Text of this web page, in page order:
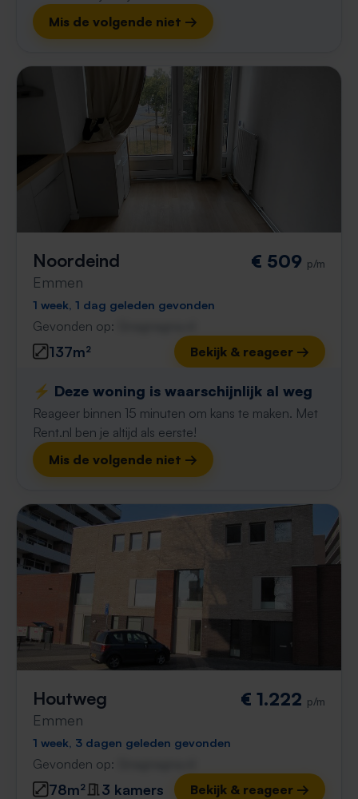
Mis de volgende niet →
Noordeind
Emmen
€ 509 p/m
1 week, 1 dag geleden gevonden
Gevonden op:
137m² Bekijk & reageer →
⚡️ Deze woning is waarschijnlijk al weg
Reageer binnen 15 minuten om kans te maken. Met
Rent.nl ben je altijd als eerste!
Mis de volgende niet →
Houtweg
Emmen
€ 1.222 p/m
1 week, 3 dagen geleden gevonden
Gevonden op:
78m² 3 kamers Bekijk & reageer →